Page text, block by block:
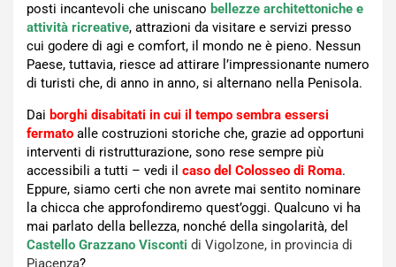
posti incantevoli che uniscano bellezze architettoniche e
attività ricreative, attrazioni da visitare e servizi presso
cui godere di agi e comfort, il mondo ne è pieno. Nessun
Paese, tuttavia, riesce ad attirare l’impressionante numero
di turisti che, di anno in anno, si alternano nella Penisola.
Dai borghi disabitati in cui il tempo sembra essersi
fermato alle costruzioni storiche che, grazie ad opportuni
interventi di ristrutturazione, sono rese sempre più
accessibili a tutti – vedi il caso del Colosseo di Roma.
Eppure, siamo certi che non avrete mai sentito nominare
la chicca che approfondiremo quest’oggi. Qualcuno vi ha
mai parlato della bellezza, nonché della singolarità, del
Castello Grazzano Visconti di Vigolzone, in provincia di
Piacenza?